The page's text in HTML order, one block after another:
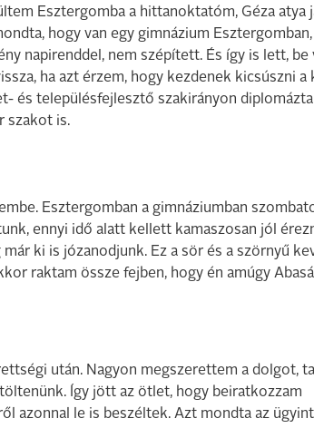
Esztergomba a hittanoktatóm, Géza atya
hogy van egy gimnázium
napirenddel, nem szépített. És így is lett, be
ha azt érzem, hogy kezdenek kicsúszni a
és településfejlesztő szakirányon
szakot is.
Esztergomban a gimnáziumban
ennyi idő alatt kellett kamaszosan jól
ki is józanodjunk. Ez a sör és a szörnyű
raktam össze fejben, hogy én amúgy
után. Nagyon megszerettem a dolgot,
Így jött az ötlet, hogy beiratkozzam
azonnal le is beszéltek. Azt mondta az